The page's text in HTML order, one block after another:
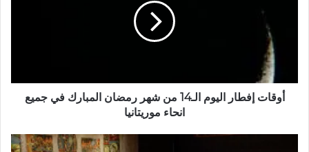
أوقات إفطار اليوم الـ14 من شهر رمضان المبارك في جميع
انحاء موريتانيا